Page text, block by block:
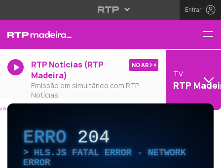
Entrar
RTP Notícias (RTP
Madeira)
Emissão em simultâneo com RTP
Notícias
NO AR
TV
RTP
ERRO204
HLS.JS FATAL ERROR - NETWORK
ERROR